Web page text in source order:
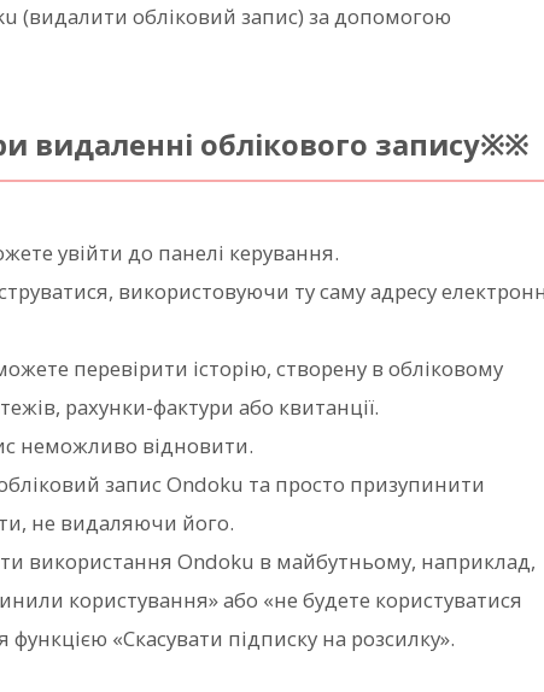
(видалити обліковий запис) за допомогою
видаленні облікового запису※※
увійти до панелі керування.
використовуючи ту саму адресу
перевірити історію, створену в обліковому
рахунки-фактури або квитанції.
неможливо відновити.
запис Ondoku та просто призупинити
не видаляючи його.
використання Ondoku в майбутньому, наприклад,
користування» або «не будете користуватися
функцією «Скасувати підписку на розсилку».